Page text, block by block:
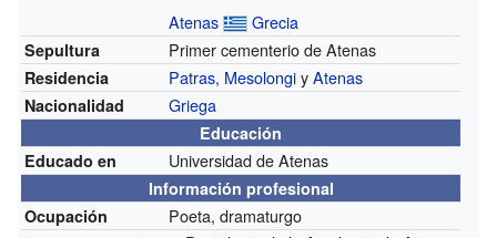
Atenas
Grecia
Sepultura Primer cementerio de Atenas
Residencia Patras, MesolongiyAtenas
Nacionalidad Griega
Educación
Educado en
Universidad de Atenas
Información profesional
Ocupación
Poeta, dramaturgo